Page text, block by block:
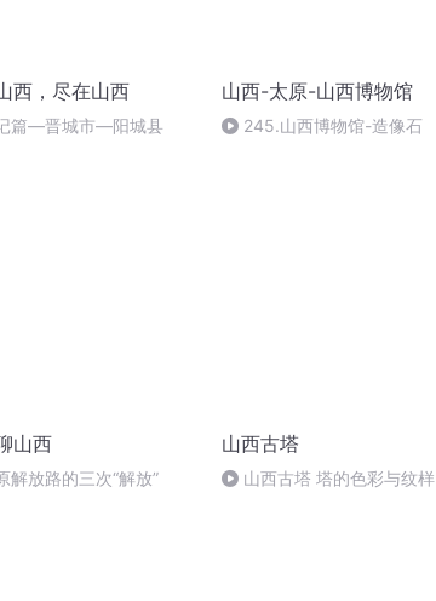
西，尽在山西
篇—晋城市—阳城县
山西-太原-山西博物馆
245.山西博物馆-造像石
山西
解放路的三次“解放”
山西古塔
山西古塔 塔的色彩与纹样